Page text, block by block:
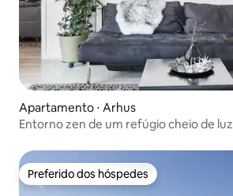
Apartamento ⋅ Arhus
Entorno zen de um refúgio cheio de luz
Preferido dos hóspedes
Preferido dos hóspedes